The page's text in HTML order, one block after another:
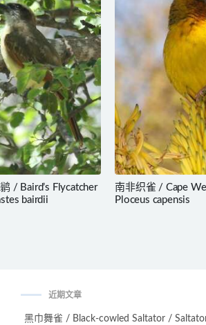
/ Baird’s Flycatcher
bairdii
南非织雀 / Cape
Ploceus capensis
近期文章
黑巾舞雀 / Black-cowled Saltator /